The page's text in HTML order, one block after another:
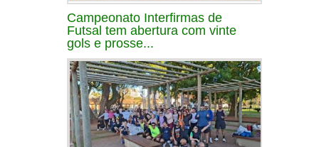
Campeonato Interfirmas de
Futsal tem abertura com vinte
gols e prosse...